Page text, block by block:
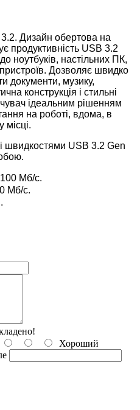
Дизайн обертова на
продуктивність USB 3.2
ноутбуків, настільних ПК,
Дозволяє швидко
документи, музику,
конструкція і стильні
ідеальним рішенням
на роботі, вдома, в
місці.
швидкостями USB 3.2 Gen
Мб/с.
Мб/с.
Хороший